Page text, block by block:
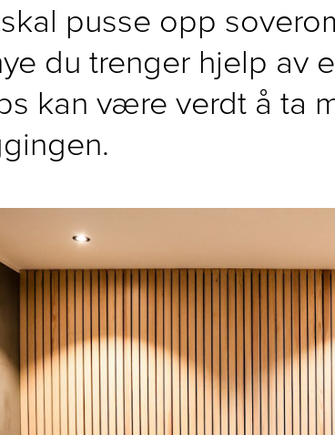
pusse opp
du trenger hjelp av
kan være verdt å ta